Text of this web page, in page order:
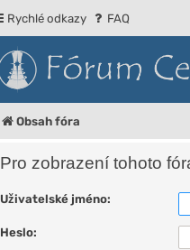
Rychlé odkazy FAQ
Obsah fóra
Pro zobrazení tohoto
Uživatelské jméno:
Heslo: